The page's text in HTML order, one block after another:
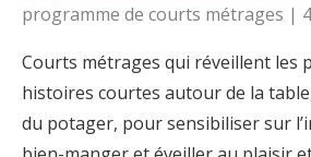
programme de courts métrages |
Courts métrages qui réveillent les
histoires courtes autour de la
du potager, pour sensibiliser sur